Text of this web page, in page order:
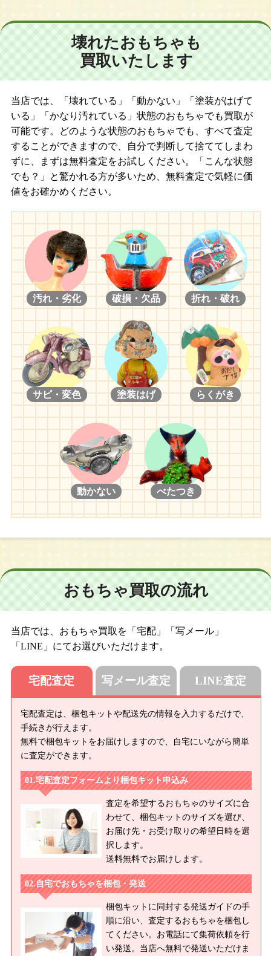
壊れたおもちゃも
買取いたします
当店では、「壊れている」「動かない」「塗装がはげて
いる」「かなり汚れている」状態のおもちゃでも買取が
可能です。どのような状態のおもちゃでも、すべて査定
することができますので、自分で判断して捨ててしまわ
ずに、まずは無料査定をお試しください。「こんな状態
でも？」と驚かれる方が多いため、無料査定で気軽に価
値をお確かめください。
汚れ・劣化 破損・欠品 折れ・破れ
サビ・変色 塗装はげ らくがき
動かない べたつき
おもちゃ買取の流れ
当店では、おもちゃ買取を「宅配」「写メール」
「LINE」にてお選びいただけます。
宅配査定
宅配査定は、梱包キットや配送先の情報を入力するだけで、
手続きが行えます。
無料で梱包キットをお届けしますので、自宅にいながら簡単
に査定ができます。
宅配査定フォームより梱包キット申込み
査定を希望するおもちゃのサイズに合
わせて、梱包キットのサイズを選び、
お届け先・お受け取りの希望日時を選
択します。
送料無料でお届けします。
自宅でおもちゃを梱包・発送
梱包キットに同封する発送ガイドの手
順に沿い、査定するおもちゃを梱包し
てください。お電話にて集荷依頼を行
い発送。当店へ無料で発送いただけま
写メール査定 LINE査定